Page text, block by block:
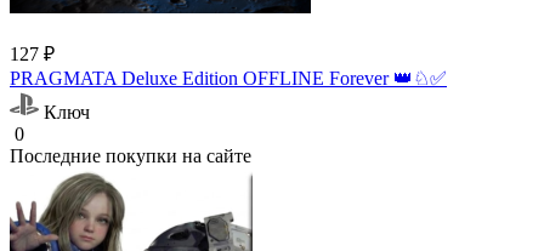
127 ₽
PRAGMATA Deluxe Edition OFFLINE Forever 👑♘✅
Ключ
0
Последние покупки на сайте